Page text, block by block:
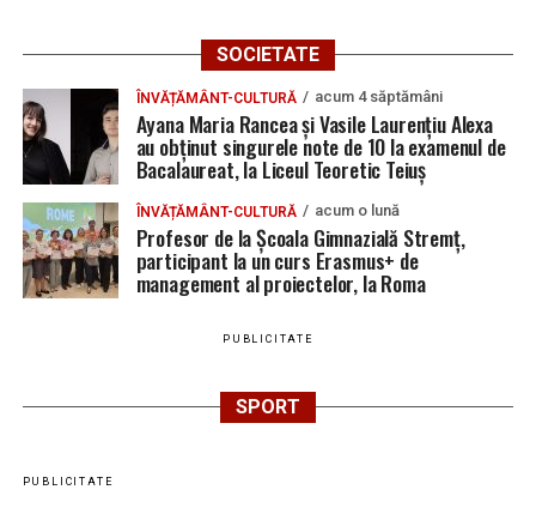
Locuri de muncă în Galda de Jos, disponibile la 4
august 2026. AJOFM Alba a publicat lista posturilor
vacante
Locuri de muncă în Teiuș, disponibile la 4 august
2026. AJOFM Alba a publicat lista posturilor
vacante
Bărbat de 30 de ani din Galda de Jos, reținut după
ce și-ar fi agresat și violat partenera
SOCIETATE
ÎNVĂȚĂMÂNT-CULTURĂ acum 4 săptămâni
Ayana Maria Rancea și Vasile Laurențiu Alexa
au obținut singurele note de 10 la examenul de
Bacalaureat, la Liceul Teoretic Teiuș
ÎNVĂȚĂMÂNT-CULTURĂ acum o lună
Profesor de la Școala Gimnazială Stremț,
participant la un curs Erasmus+ de
management al proiectelor, la Roma
PUBLICITATE
SPORT
PUBLICITATE